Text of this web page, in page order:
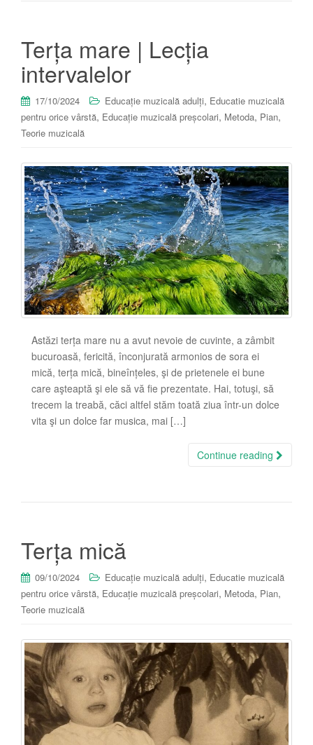
Terța mare | Lecția
intervalelor
17/10/2024 Educație muzicală adulți, Educatie muzicală
pentru orice vârstă, Educație muzicală preșcolari, Metoda, Pian,
Teorie muzicală
Astăzi terța mare nu a avut nevoie de cuvinte, a zâmbit
bucuroasă, fericită, înconjurată armonios de sora ei
mică, terța mică, bineînțeles, şi de prietenele ei bune
care aşteaptă şi ele să vă fie prezentate. Hai, totuşi, să
trecem la treabă, căci altfel stăm toată ziua într-un dolce
vita şi un dolce far musica, mai […]
Continue reading
Terța mică
09/10/2024 Educație muzicală adulți, Educatie muzicală
pentru orice vârstă, Educație muzicală preșcolari, Metoda, Pian,
Teorie muzicală